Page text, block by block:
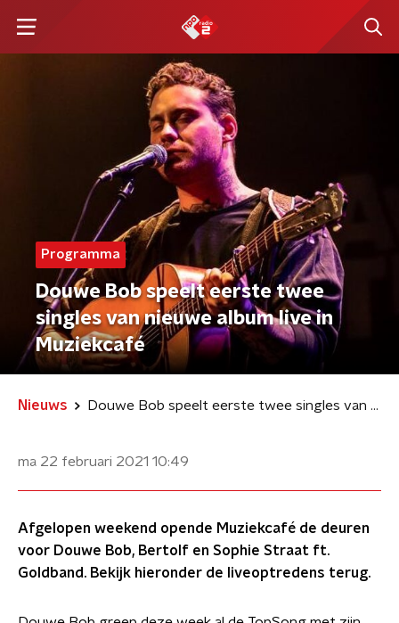
Programma
Douwe Bob speelt eerste twee
singles van nieuwe album live in
Muziekcafé
Nieuws Douwe Bob speelt eerste twee singles van nieuwe album live in Muziekcafé
ma 22 februari 2021 10:49
Afgelopen weekend opende Muziekcafé de deuren
voor Douwe Bob, Bertolf en Sophie Straat ft.
Goldband. Bekijk hieronder de liveoptredens terug.